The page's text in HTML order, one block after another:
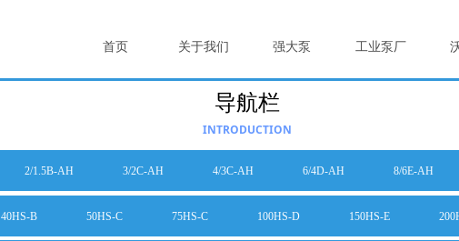
首页 关于我们 强大泵 工业泵厂
2/1.5B-AH 3/2C-AH 4/3C-AH 6/4D-AH 8/6E-AH
导航栏
INTRODUCTION
40HS-B 50HS-C 75HS-C 100HS-D 150HS-E